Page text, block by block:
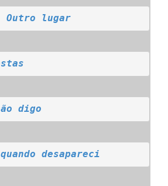
lugar
digo
desapareci